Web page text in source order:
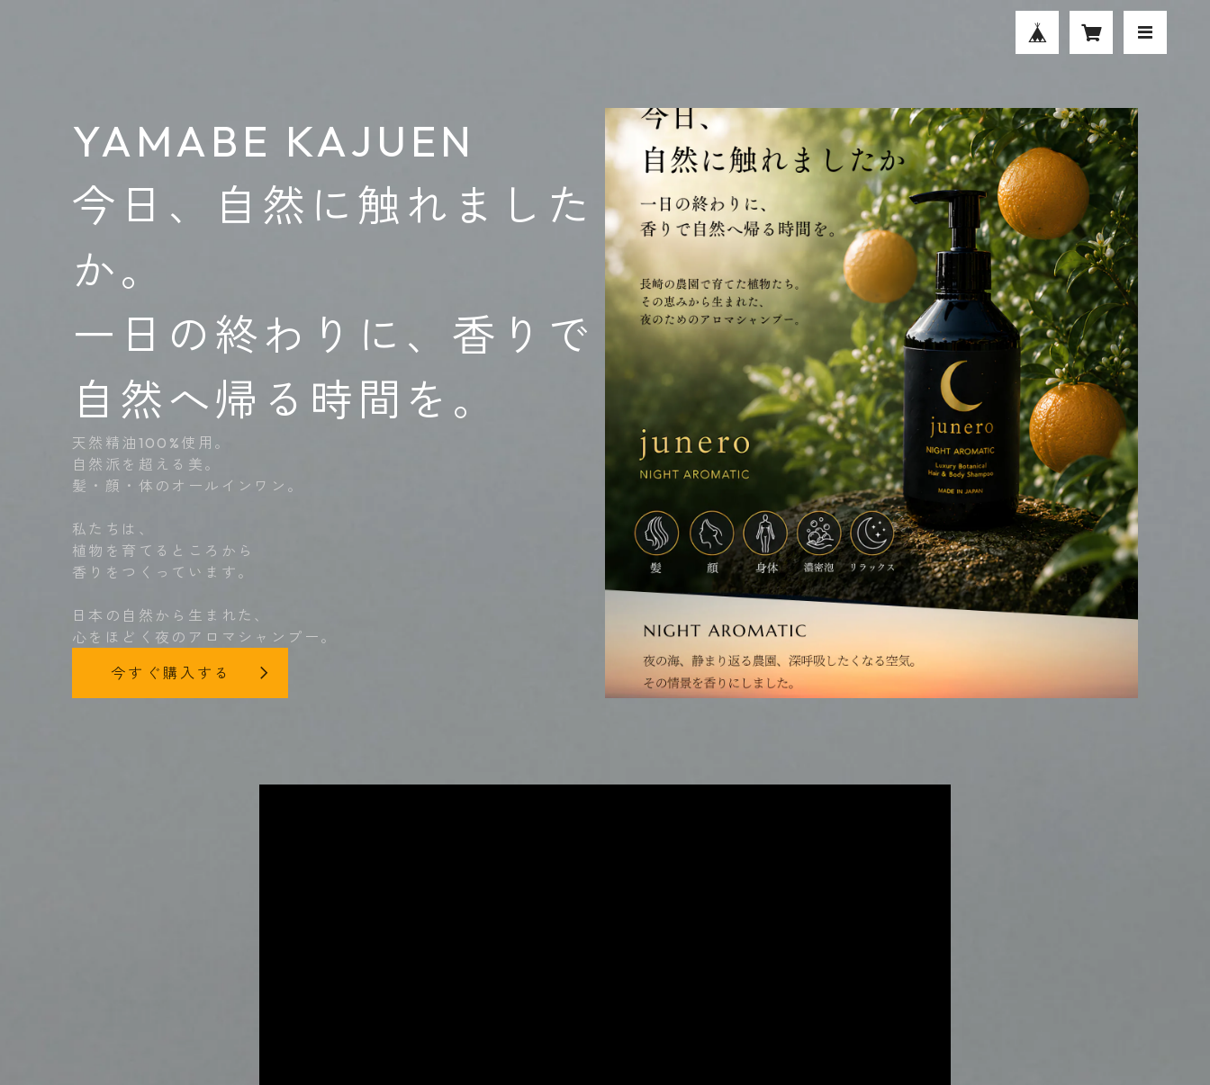
YAMABE KAJUEN
今日、自然に触れました
か。
一日の終わりに、香りで
自然へ帰る時間を。
天然精油100%使用。
自然派を超える美。
髪・顔・体のオールインワン。
私たちは、
植物を育てるところから
香りをつくっています。
日本の自然から生まれた、
心をほどく夜のアロマシャンプー。
今すぐ購入する